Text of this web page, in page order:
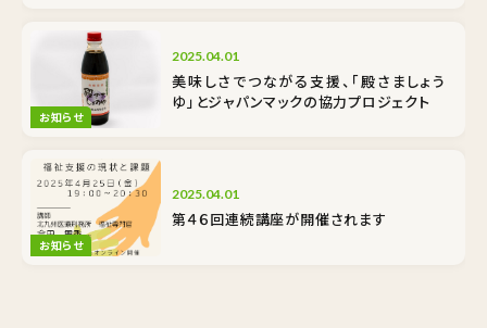
お知らせ
2025.04.01
美味しさでつながる支援、「殿さましょう
ゆ」とジャパンマックの協力プロジェクト
お知らせ
2025.04.01
第４６回連続講座が開催されます